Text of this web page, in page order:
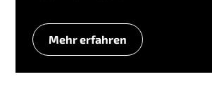
Mehr erfahren